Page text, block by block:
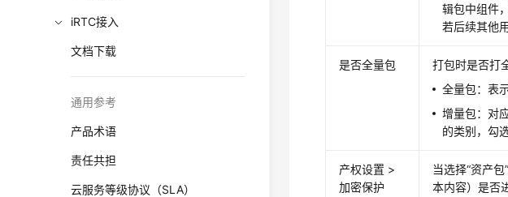
iRTC接入
文档下载
通用参考
产品术语
责任共担
云服务等级协议（SLA）
辑包中组件
若后续其他
是否全量包
打包时是否打
全量包：表
增量包：对
的类别，勾
产权设置 >
加密保护
当选择“资产
本内容）是否